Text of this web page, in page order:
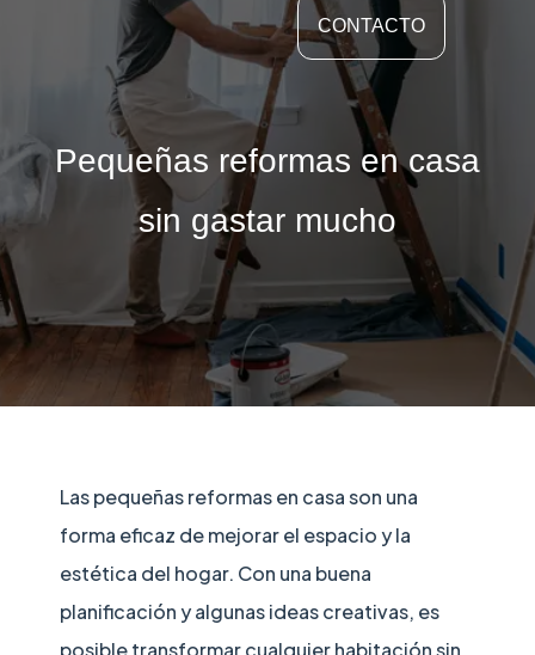
CONTACTO
Pequeñas reformas en casa
sin gastar mucho
Las pequeñas reformas en casa son una
forma eficaz de mejorar el espacio y la
estética del hogar. Con una buena
planificación y algunas ideas creativas, es
posible transformar cualquier habitación sin